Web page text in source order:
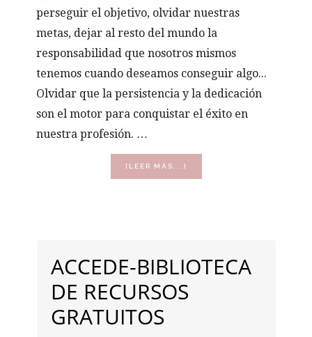
perseguir el objetivo, olvidar nuestras
metas, dejar al resto del mundo la
responsabilidad que nosotros mismos
tenemos cuando deseamos conseguir algo...
Olvidar que la persistencia y la dedicación
son el motor para conquistar el éxito en
nuestra profesión. …
[LEER MÁS...]
DE
CON
LATERAL
PRINCIPAL
ACCEDE-BIBLIOTECA
DE RECURSOS
GRATUITOS